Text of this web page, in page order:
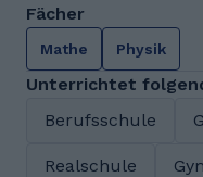
Fächer
Mathe Physik
Unterrichtet
Berufsschule
Realschule